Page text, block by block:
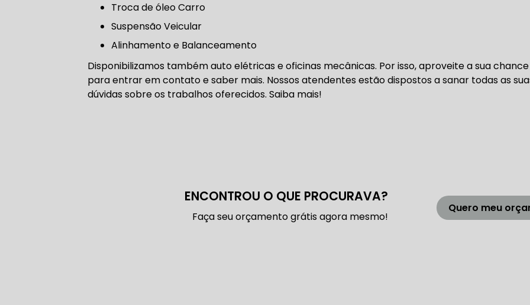
DIREÇÃO HIDRÁULICA E ELÉTRICA MANUTENÇÃO CONSERTO
CONSERTO DE DIREÇÃO HIDRÁULICA OFICINA DIREÇÃO
Troca de óleo Carro
Suspensão Veicular
Alinhamento e Balanceamento
Disponibilizamos também auto elétricas e oficinas mecânicas. Por isso, aproveite a sua chance
para entrar em contato e saber mais. Nossos atendentes estão dispostos a sanar todas as
dúvidas sobre os trabalhos oferecidos. Saiba mais!
ENCONTROU O QUE PROCURAVA?
Faça seu orçamento grátis agora mesmo!
Quero meu